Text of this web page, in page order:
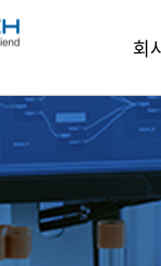
회
회
찾아